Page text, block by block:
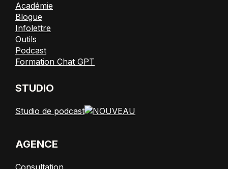
Académie
Blogue
Infolettre
Outils
Podcast
Formation Chat GPT
STUDIO
Studio de podcast
AGENCE